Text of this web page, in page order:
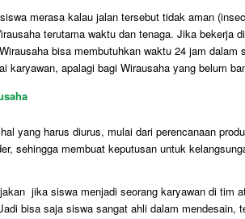
merasa kalau jalan tersebut tidak aman
terutama waktu dan tenaga. Jika bekerja
bisa membutuhkan waktu 24 jam dalam
karyawan, apalagi bagi Wirausaha yang belum
yang harus diurus, mulai dari perencanaan
, sehingga membuat keputusan untuk
jika siswa menjadi seorang karyawan di tim
bisa saja siswa sangat ahli dalam mendesain,